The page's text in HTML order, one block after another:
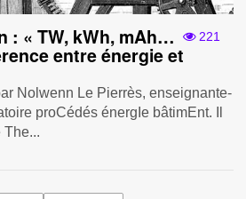
221
: « TW, kWh, mAh…
entre énergie et
Nolwenn Le Pierrès, enseignante-
proCédés énergIe bâtimEnt. Il
The...